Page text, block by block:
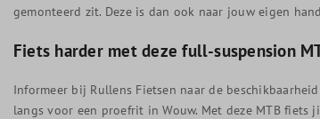
gemonteerd zit. Deze is dan ook naar jouw eigen
Fiets harder met deze full-suspension
Informeer bij Rullens Fietsen naar de
langs voor een proefrit in Wouw. Met deze MTB